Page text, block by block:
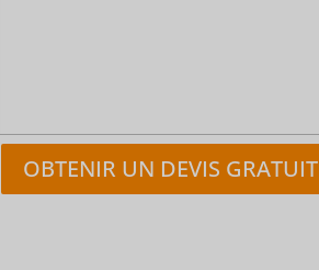
OBTENIR UN DEVIS GRATUIT